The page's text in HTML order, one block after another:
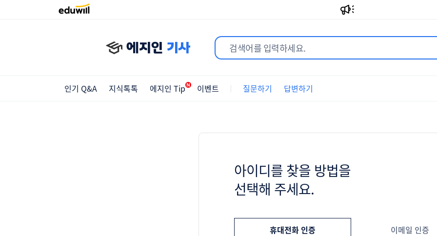
에지인 기사
인기 Q&A 지식톡톡 에지인 Tip 이벤트 질문하기 답변하기
아이디를 찾을 방법을
선택해 주세요.
휴대전화 인증 이메일 인증